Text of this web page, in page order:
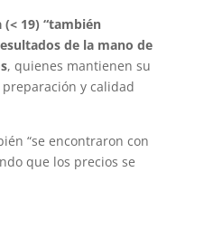
19) “también
de la mano de
, quienes mantienen su
y calidad
“se encontraron con
que los precios se